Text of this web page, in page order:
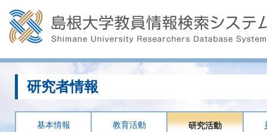
研究者情報
基本情報 教育活動 研究活動